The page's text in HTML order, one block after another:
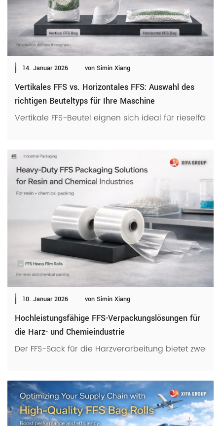
14. Januar 2026 von Simin Xiang
Vertikales FFS vs. Horizontales FFS: Auswahl des
richtigen Beuteltyps für Ihre Maschine
Vertikale FFS-Beutel eignen sich ideal für
10. Januar 2026 von Simin Xiang
Hochleistungsfähige FFS-Verpackungslösungen für
die Harz- und Chemieindustrie
Der FFS-Sack für die Harzverarbeitung bietet zwei